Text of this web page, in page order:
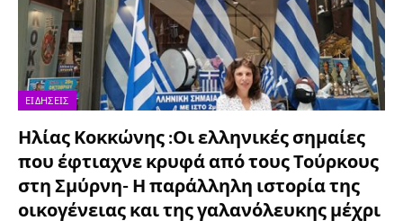
ΕΙΔΉΣΕΙΣ
Ηλίας Κοκκώνης :Οι ελληνικές σημαίες
που έφτιαχνε κρυφά από τους Τούρκους
στη Σμύρνη- Η παράλληλη ιστορία της
οικογένειας και της γαλανόλευκης μέχρι